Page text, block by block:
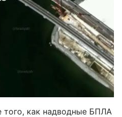
того, как надводные БПЛА